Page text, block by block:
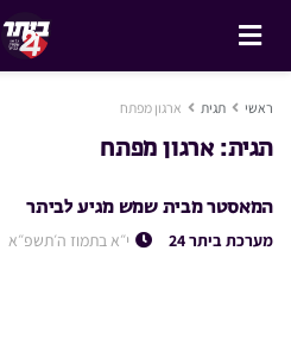
ראשי תגית ארגון מפתח
תגית: ארגון מפתח
המאסטר מבית שמש מגיע לביתר
מערכת ביתר 24 י״א בתמוז ה׳תשפ״א